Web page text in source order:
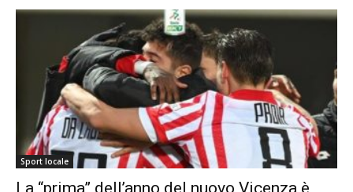
Sport locale
La “prima” dell’anno del nuovo Vicenza è